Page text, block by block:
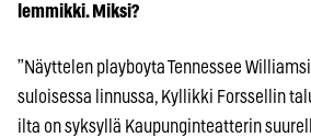
lemmikki. Miksi?
”Näyttelen playboyta Tennessee
suloisessa linnussa, Kyllikki Forssellin
ilta on syksyllä Kaupunginteatterin